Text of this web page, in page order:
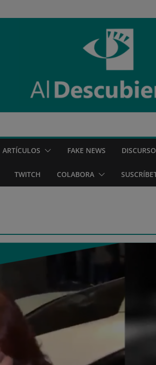
ARTÍCULOS FAKE NEWS
TWITCH COLABORA